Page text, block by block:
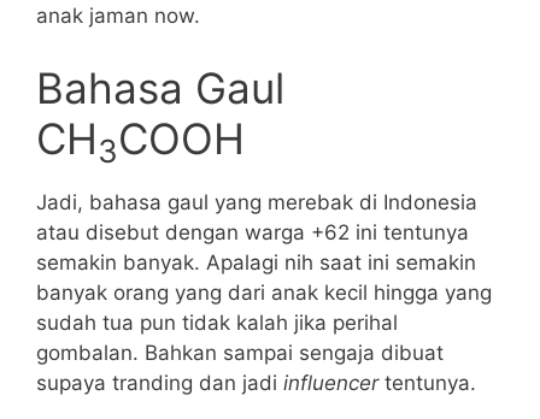
anak jaman now.
Bahasa Gaul
CH3COOH
Jadi, bahasa gaul yang merebak di Indonesia
atau disebut dengan warga +62 ini tentunya
semakin banyak. Apalagi nih saat ini semakin
banyak orang yang dari anak kecil hingga yang
sudah tua pun tidak kalah jika perihal
gombalan. Bahkan sampai sengaja dibuat
supaya tranding dan jadi influencer tentunya.